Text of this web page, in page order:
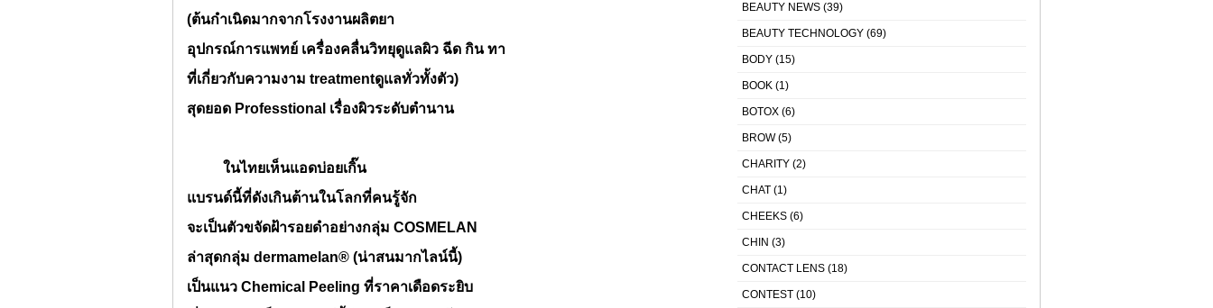
(ต้นกำเนิดมากจากโรงงานผลิตยา
อุปกรณ์การแพทย์ เครื่องคลื่นวิทยุดูแลผิว ฉีด กิน ทา
ที่เกี่ยวกับความงาม treatmentดูแลทั่วทั้งตัว)
สุดยอด Professtional เรื่องผิวระดับตำนาน
ในไทยเห็นแอดบ่อยเกิ๊น
แบรนด์นี้ที่ดังเกินต้านในโลกที่คนรู้จัก
จะเป็นตัวขจัดฝ้ารอยดำอย่างกลุ่ม COSMELAN
ล่าสุดกลุ่ม dermamelan® (น่าสนมากไลน์นี้)
เป็นแนว Chemical Peeling ที่ราคาเดือดระยิบ
BEAUTY NEWS (39)
BEAUTY TECHNOLOGY (69)
BODY (15)
BOOK (1)
BOTOX (6)
BROW(5)
CHARITY (2)
CHAT (1)
CHEEKS (6)
CHIN (3)
CONTACT LENS (18)
CONTEST (10)